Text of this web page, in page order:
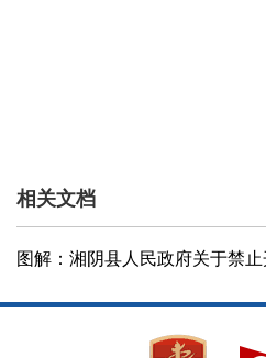
相关文档